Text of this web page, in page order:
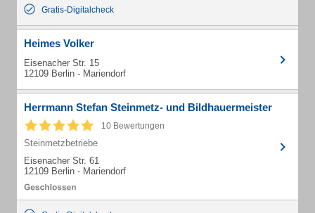
Gratis-Digitalcheck
Heimes Volker
Eisenacher Str. 15
12109 Berlin - Mariendorf
Herrmann Stefan Steinmetz- und Bildhauermeister
10 Bewertungen
Steinmetzbetriebe
Eisenacher Str. 61
12109 Berlin - Mariendorf